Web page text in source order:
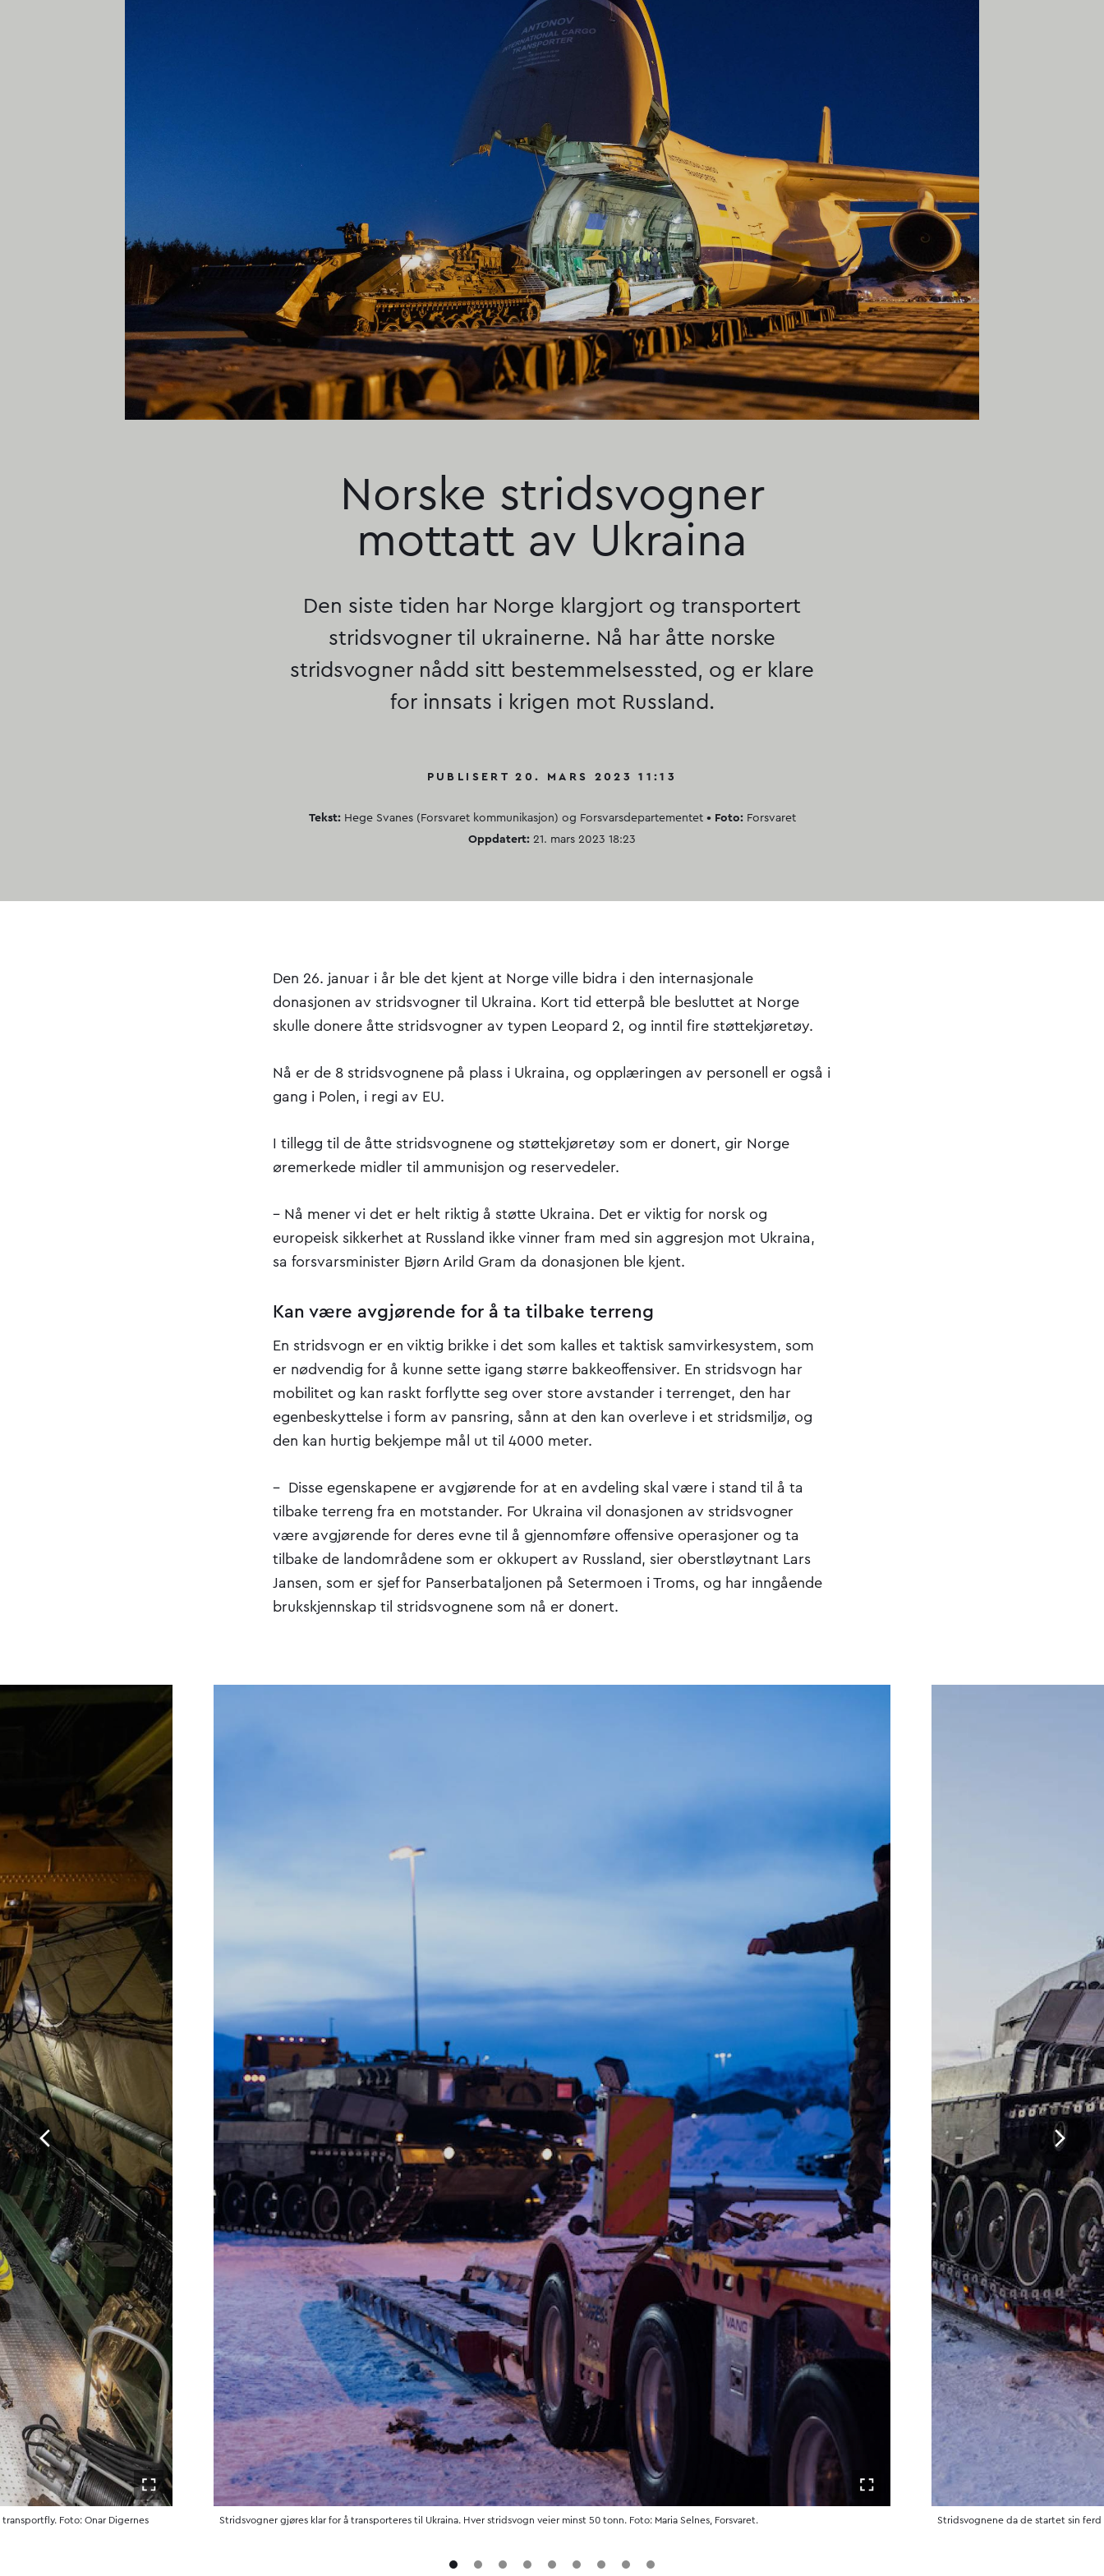
Norske stridsvogner
mottatt av Ukraina
Den siste tiden har Norge klargjort og transportert
stridsvogner til ukrainerne. Nå har åtte norske
stridsvogner nådd sitt bestemmelsessted, og er klare
for innsats i krigen mot Russland.
PUBLISERT 20. MARS 2023 11:13
Tekst: Hege Svanes (Forsvaret kommunikasjon) og Forsvarsdepartementet• Foto:Forsvaret
Oppdatert: 21. mars 2023 18:23
Den 26. januar i år ble det kjent at Norge ville bidra i den internasjonale
donasjonen av stridsvogner til Ukraina. Kort tid etterpå ble besluttet at Norge
skulle donere åtte stridsvogner av typen Leopard 2, og inntil fire støttekjøretøy.
Nå er de 8 stridsvognene på plass i Ukraina, og opplæringen av personell er også i
gang i Polen, i regi av EU.
I tillegg til de åtte stridsvognene og støttekjøretøy som er donert, gir Norge
øremerkede midler til ammunisjon og reservedeler.
– Nå mener vi det er helt riktig å støtte Ukraina. Det er viktig for norsk og
europeisk sikkerhet at Russland ikke vinner fram med sin aggresjon mot Ukraina,
sa forsvarsminister Bjørn Arild Gram da donasjonen ble kjent.
Kan være avgjørende for å ta tilbake terreng
En stridsvogn er en viktig brikke i det som kalles et taktisk samvirkesystem, som
er nødvendig for å kunne sette igang større bakkeoffensiver. En stridsvogn har
mobilitet og kan raskt forflytte seg over store avstander i terrenget, den har
egenbeskyttelse i form av pansring, sånn at den kan overleve i et stridsmiljø, og
den kan hurtig bekjempe mål ut til 4000 meter.
– Disse egenskapene er avgjørende for at en avdeling skal være i stand til å ta
tilbake terreng fra en motstander. For Ukraina vil donasjonen av stridsvogner
være avgjørende for deres evne til å gjennomføre offensive operasjoner og ta
tilbake de landområdene som er okkupert av Russland, sier oberstløytnant Lars
Jansen, som er sjef for Panserbataljonen på Setermoen i Troms, og har inngående
brukskjennskap til stridsvognene som nå er donert.
Åpne i fullskjerm
Foto: Onar Digernes
Åpne i fullskjerm
Stridsvogner gjøres klar for å transporteres til Ukraina. Hver stridsvogn veier minst 50 tonn. Foto: Maria Selnes, Forsvaret. Stridsvognene da de startet sin ferd